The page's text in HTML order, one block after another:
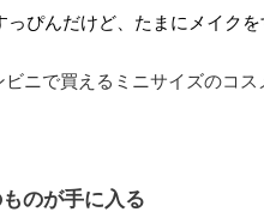
っぴんだけど、たまにメイク
ニで買えるミニサイズのコス
のが手に入る